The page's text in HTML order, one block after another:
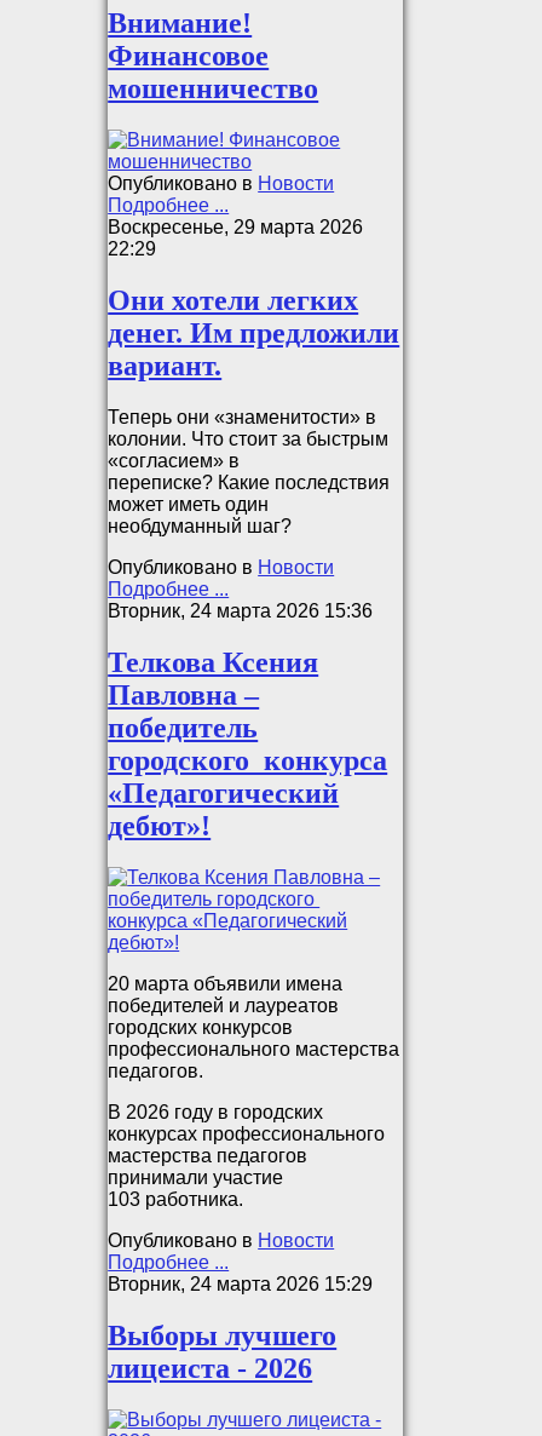
Внимание!
Финансовое
мошенничество
Опубликовано в Новости
Подробнее ...
Воскресенье, 29 марта 2026
22:29
Они хотели легких
денег. Им предложили
вариант.
Теперь они «знаменитости» в
колонии. Что стоит за быстрым
«согласием» в
переписке? Какие последствия
может иметь один
необдуманный шаг?
Опубликовано в Новости
Подробнее ...
Вторник, 24 марта 2026 15:36
Телкова Ксения
Павловна –
победитель
городского конкурса
«Педагогический
дебют»!
20 марта объявили имена
победителей и лауреатов
городских конкурсов
профессионального мастерства
педагогов.
В 2026 году в городских
конкурсах профессионального
мастерства педагогов
принимали участие
103 работника.
Опубликовано в Новости
Подробнее ...
Вторник, 24 марта 2026 15:29
Выборы лучшего
лицеиста - 2026